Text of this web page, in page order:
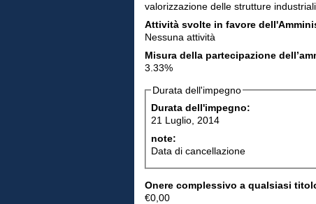
valorizzazione delle strutture
Attività svolte in favore
Nessuna attività
Misura della partecipazione
3.33%
Durata dell'impegno
Durata dell'impegno:
21 Luglio, 2014
note:
Data di cancellazione
Onere complessivo a qualsiasi
€0,00